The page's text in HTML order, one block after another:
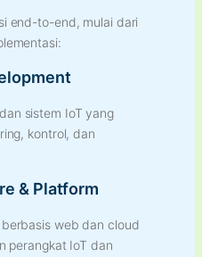
end-to-end, mulai dari
sistem IoT yang
kontrol, dan
& Platform
web dan cloud
perangkat IoT dan